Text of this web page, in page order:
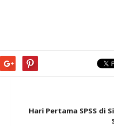
Hari Pertama SPSS di